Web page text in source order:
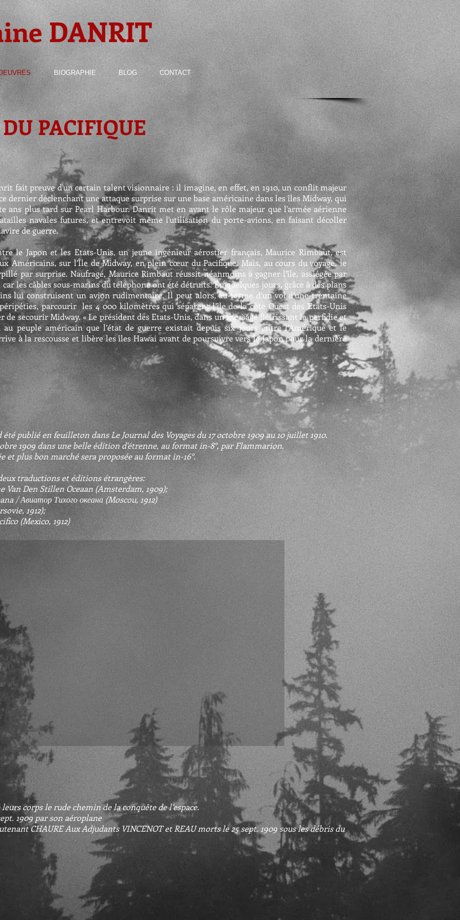
DANRIT
BIOGRAPHIE BLOG CONTACT
PACIFIQUE
fait preuve d'un certain talent visionnaire : il imagine, en effet, en 1910, un conflit majeur
dernier déclenchant une attaque surprise sur une base américaine dans les îles Midway, qui
ans plus tard sur Pearl Harbour. Danrit met en avant le rôle majeur que l'armée aérienne
navales futures, et entrevoit même l'utilisation du porte-avions, en faisant décoller
de guerre.
le Japon et les Etats-Unis, un jeune ingénieur aérostier français, Maurice Rimbaut, est
Américains, sur l’Île de Midway, en plein cœur du Pacifique. Mais, au cours du voyage, le
par surprise. Naufragé, Maurice Rimbaut réussit néanmoins à gagner l’île, assiégée par
les câbles sous-marins du téléphone ont été détruits. En quelques jours, grâce à des plans
lui construisent un avion rudimentaire. Il peut alors, au terme d’un vol d’une trentaine
parcourir les 4 000 kilomètres qui séparent l’île de la côte Ouest des Etats-Unis
de secourir Midway. « Le président des Etats-Unis, dans un message flétrissant la perfidie et
peuple américain que l’état de guerre existait depuis six jours entre l’Amérique et le
à la rescousse et libère les îles Hawai avant de poursuivre vers le Japon pour la dernière
publié en feuilleton dans Le Journal des Voyages du 17 octobre 1909 au 10 juillet 1910.
1909 dans une belle édition d'étrenne, au format in-8°, par Flammarion.
et plus bon marché sera proposée au format in-16°.
traductions et éditions étrangères:
Van Den Stillen Oceaan (Amsterdam, 1909);
/ Авиатор Тихого океана (Moscou, 1912)
1912);
(Mexico, 1912)
corps le rude chemin de la conquête de l’espace.
1909 par son aéroplane
CHAURE Aux Adjudants VINCENOT et REAU morts le 25 sept. 1909 sous les débris du